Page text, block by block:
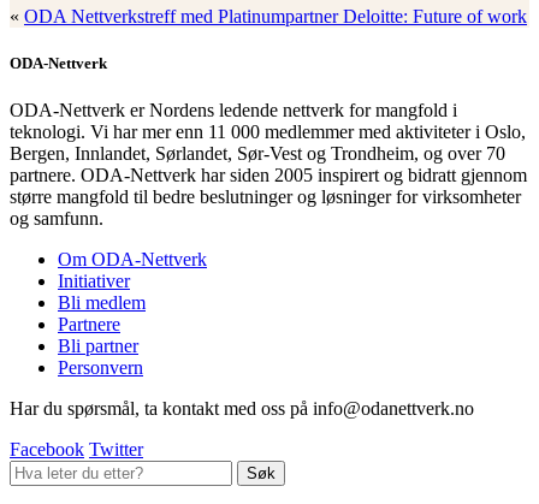
« ODA Nettverkstreff med Platinumpartner Deloitte: Future of work
ODA-Nettverk
ODA-Nettverk er Nordens ledende nettverk for mangfold i
teknologi. Vi har mer enn 11 000 medlemmer med aktiviteter i Oslo,
Bergen, Innlandet, Sørlandet, Sør-Vest og Trondheim, og over 70
partnere. ODA-Nettverk har siden 2005 inspirert og bidratt gjennom
større mangfold til bedre beslutninger og løsninger for virksomheter
og samfunn.
Om ODA-Nettverk
Initiativer
Bli medlem
Partnere
Bli partner
Personvern
Har du spørsmål, ta kontakt med oss på info@odanettverk.no
Facebook Twitter